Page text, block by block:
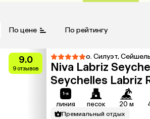
По цене По рейтингу
9.0
9 отзывов
о. Силуэт,
Niva Labriz
Seychelles Labriz
линия песок 20 м
Премиальный отдых